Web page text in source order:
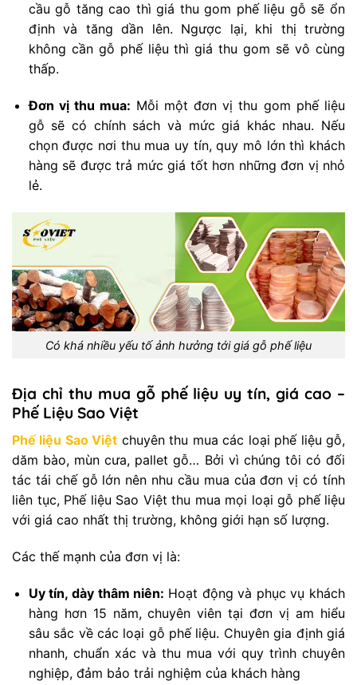
cầu gỗ tăng cao thì giá thu gom phế liệu gỗ sẽ ổn
định và tăng dần lên. Ngược lại, khi thị trường
không cần gỗ phế liệu thì giá thu gom sẽ vô cùng
thấp.
Đơn vị thu mua: Mỗi một đơn vị thu gom phế liệu
gỗ sẽ có chính sách và mức giá khác nhau. Nếu
chọn được nơi thu mua uy tín, quy mô lớn thì khách
hàng sẽ được trả mức giá tốt hơn những đơn vị nhỏ
lẻ.
Có khá nhiều yếu tố ảnh hưởng tới giá gỗ phế liệu
Địa chỉ thu mua gỗ phế liệu uy tín, giá cao –
Phế Liệu Sao Việt
Phế liệu Sao Việt chuyên thu mua các loại phế liệu gỗ,
dăm bào, mùn cưa, pallet gỗ… Bởi vì chúng tôi có đối
tác tái chế gỗ lớn nên nhu cầu mua của đơn vị có tính
liên tục, Phế liệu Sao Việt thu mua mọi loại gỗ phế liệu
với giá cao nhất thị trường, không giới hạn số lượng.
Các thế mạnh của đơn vị là:
Uy tín, dày thâm niên: Hoạt động và phục vụ khách
hàng hơn 15 năm, chuyên viên tại đơn vị am hiểu
sâu sắc về các loại gỗ phế liệu. Chuyên gia định giá
nhanh, chuẩn xác và thu mua với quy trình chuyên
nghiệp, đảm bảo trải nghiệm của khách hàng